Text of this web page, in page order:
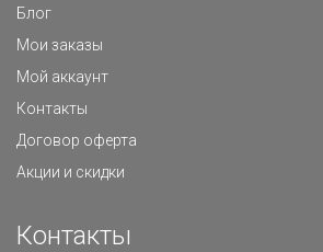
Блог
Мои заказы
Мой аккаунт
Контакты
Договор оферта
Акции и скидки
Контакты